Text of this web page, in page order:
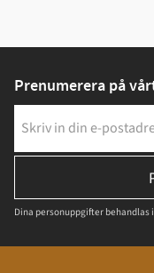
Prenumerera på
Dina personuppgifter behandlas